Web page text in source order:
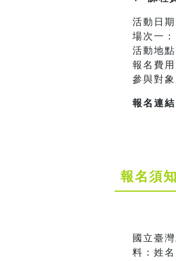
活動日
場次一
活動地
報名費
參與對
報名連
報名須知
國立臺
料：姓